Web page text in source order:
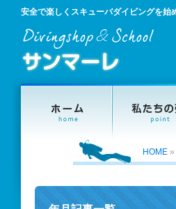
安全で楽しくスキューバダイビングを始
HOME »